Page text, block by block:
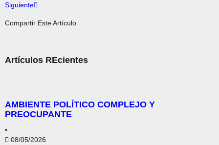
Siguiente
Compartir Este Artículo
Artículos REcientes
AMBIENTE POLÍTICO COMPLEJO Y
PREOCUPANTE
•
08/05/2026